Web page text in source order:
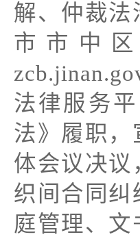
解、仲裁
市市中
法律服务
法》履职
体会议决
织间合同
庭管理、